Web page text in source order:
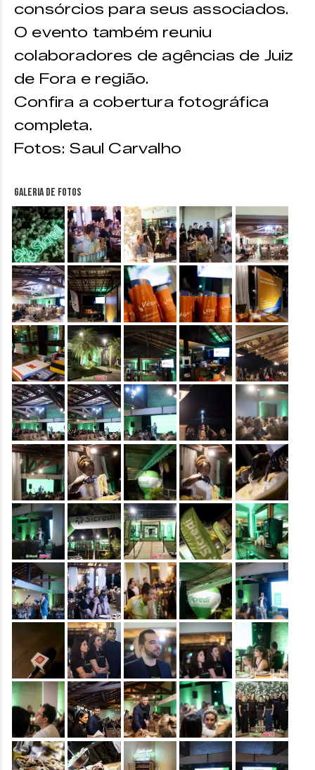
consórcios para seus associados.
O evento também reuniu
colaboradores de agências de Juiz
de Fora e região.
Confira a cobertura fotográfica
completa.
Fotos: Saul Carvalho
Galeria de fotos
&nbsp; &nbsp; &nbsp; &nbsp; &nbsp;
&nbsp; &nbsp; &nbsp; &nbsp; &nbsp;
&nbsp; &nbsp; &nbsp; &nbsp; &nbsp;
&nbsp; &nbsp; &nbsp; &nbsp; &nbsp;
&nbsp; &nbsp; &nbsp; &nbsp; &nbsp;
&nbsp; &nbsp; &nbsp; &nbsp; &nbsp;
&nbsp; &nbsp; &nbsp; &nbsp; &nbsp;
&nbsp; &nbsp; &nbsp; &nbsp; &nbsp;
&nbsp; &nbsp; &nbsp; &nbsp; &nbsp;
&nbsp; &nbsp; &nbsp; &nbsp; &nbsp;